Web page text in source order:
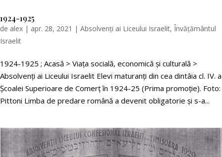
1924-1925
de alex | apr. 28, 2021 | Absolvenți ai Liceului Israelit, Învățământul
Israelit
1924-1925 ; Acasă > Viața socială, economică și culturală >
Absolvenți ai Liceului Israelit Elevi maturanți din cea dintâia cl. IV. a
Școalei Superioare de Comerț în 1924-25 (Prima promoție). Foto:
Pittoni Limba de predare română a devenit obligatorie şi s-a...